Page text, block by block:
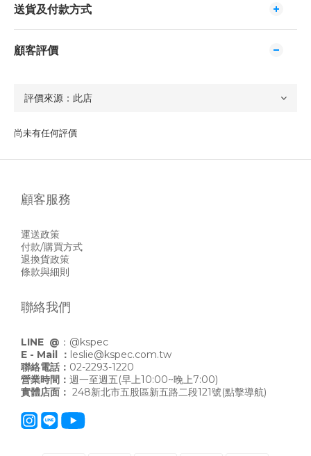
送貨及付款方式
顧客評價
尚未有任何評價
顧客服務
運送政策
付款/購買方式
退換貨政策
條款與細則
聯絡我們
LINE @ ： @kspec
E - Mail ： leslie@kspec.com.tw
聯絡電話： 02-2293-1220
營業時間： 週一至週五(早上10:00~晚上7:00)
實體店面： 248新北市五股區新五路二段121號(點擊導航)